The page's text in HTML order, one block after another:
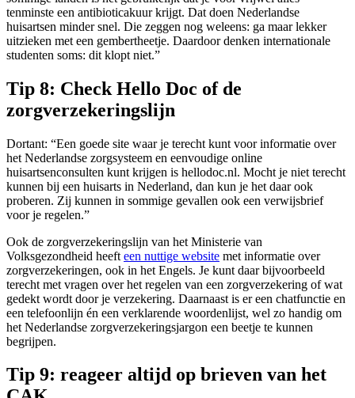
tenminste een antibioticakuur krijgt. Dat doen Nederlandse
huisartsen minder snel. Die zeggen nog weleens: ga maar lekker
uitzieken met een gembertheetje. Daardoor denken internationale
studenten soms: dit klopt niet.”
Tip 8: Check Hello Doc of de
zorgverzekeringslijn
Dortant: “Een goede site waar je terecht kunt voor informatie over
het Nederlandse zorgsysteem en eenvoudige online
huisartsenconsulten kunt krijgen is hellodoc.nl. Mocht je niet terecht
kunnen bij een huisarts in Nederland, dan kun je het daar ook
proberen. Zij kunnen in sommige gevallen ook een verwijsbrief
voor je regelen.”
Ook de zorgverzekeringslijn van het Ministerie van
Volksgezondheid heeft een nuttige website met informatie over
zorgverzekeringen, ook in het Engels. Je kunt daar bijvoorbeeld
terecht met vragen over het regelen van een zorgverzekering of wat
gedekt wordt door je verzekering. Daarnaast is er een chatfunctie en
een telefoonlijn én een verklarende woordenlijst, wel zo handig om
het Nederlandse zorgverzekeringsjargon een beetje te kunnen
begrijpen.
Tip 9: reageer altijd op brieven van het